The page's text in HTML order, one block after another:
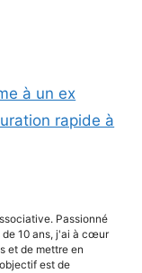
à un ex
rapide à
Passionné
de 10 ans, j'ai à cœur
et de mettre en
est de